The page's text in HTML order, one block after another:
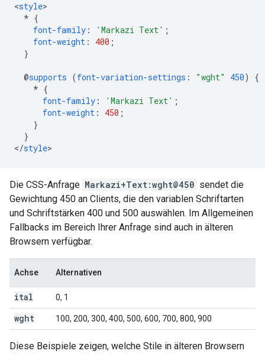
<style
* {
font-family : 'Markazi Text' ;
font-weight : 400 ;
}
@supports (font-variation-settings : "wght" 450)
{
* {
font-family : 'Markazi Text' ;
font-weight : 450 ;
}
}
</style
Die CSS-Anfrage Markazi+Text:wght@450 sendet die
Gewichtung 450 an Clients, die den variablen Schriftarten
und Schriftstärken 400 und 500 auswählen. Im Allgemeinen
Fallbacks im Bereich Ihrer Anfrage sind auch in älteren
Browsern verfügbar.
Achse Alternativen
ital 0, 1
wght 100, 200, 300, 400, 500, 600, 700, 800, 900
Diese Beispiele zeigen, welche Stile in älteren Browsern